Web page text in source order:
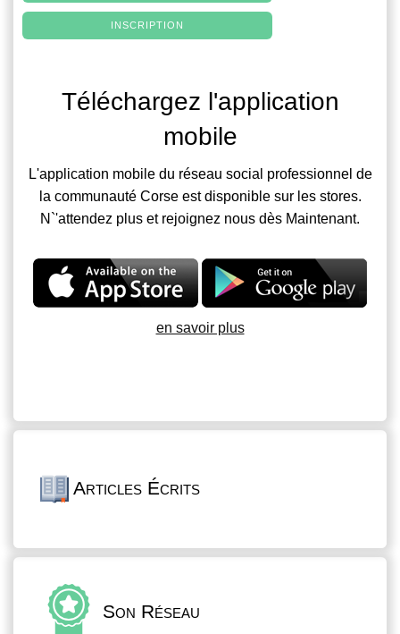
INSCRIPTION
Téléchargez l'application
mobile
L'application mobile du réseau social professionnel de
la communauté Corse est disponible sur les stores.
N`'attendez plus et rejoignez nous dès Maintenant.
en savoir plus
Articles Écrits
Son Réseau